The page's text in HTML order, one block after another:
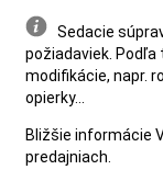
Sedacie
požiadaviek.
modifikácie, napr.
opierky...
Bližšie informácie
predajniach.